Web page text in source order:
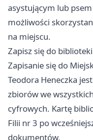
asystującym lub
możliwości
na miejscu.
Zapisz się do biblioteki
Zapisanie się do
Teodora Heneczka
zbiorów we
cyfrowych. Kartę
Filii nr 3 po
dokumentów.